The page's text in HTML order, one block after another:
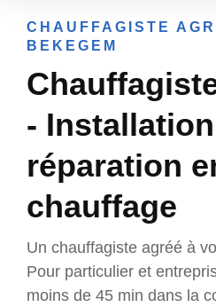
CHAUFFAGISTE
BEKEGEM
-
réparation
chauffage
Un chauffagiste agréé à
Pour particulier et
moins de 45 min dans la